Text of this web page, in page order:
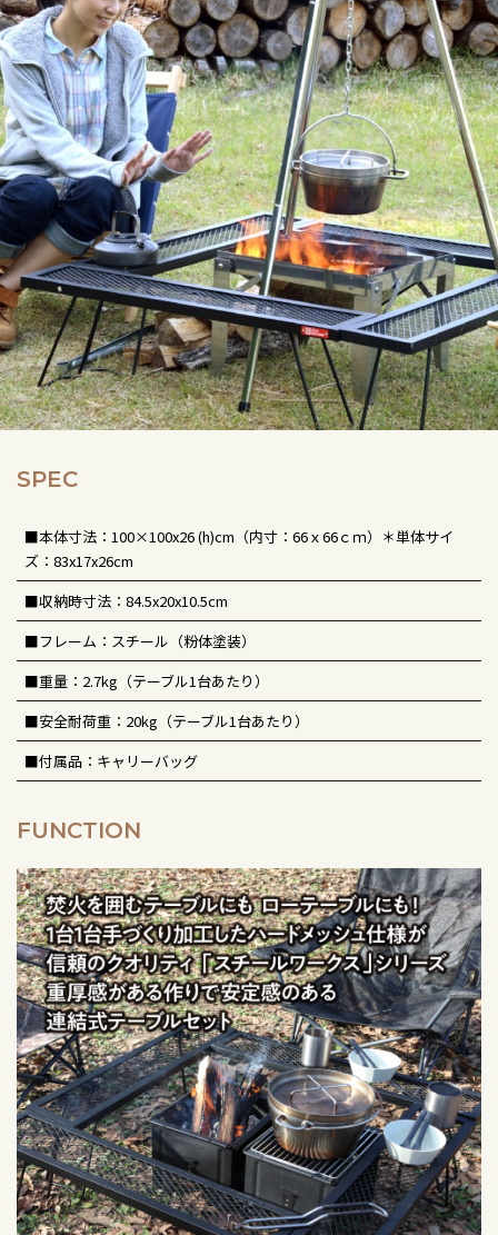
SPEC
■本体寸法：100×100x26 (h)cm（内寸：66ｘ66ｃｍ）＊単体サイ
ズ：83x17x26cm
■収納時寸法：84.5x20x10.5cm
■フレーム：スチール（粉体塗装）
■重量：2.7kg（テーブル1台あたり）
■安全耐荷重：20kg（テーブル1台あたり）
■付属品：キャリーバッグ
FUNCTION